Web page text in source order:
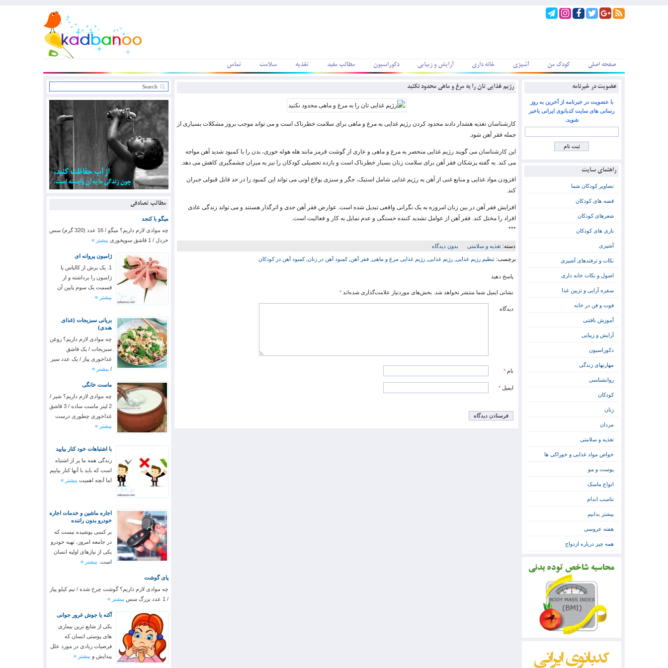
صفحه اصلی کودک من آشپزی خانه داری آرایش و زیبایی دکوراسیون مطالب مفید تغذیه سلامت تماس
رژیم غذایی تان را به مرغ و ماهی محدود نکنید
کارشناسان تغذیه هشدار دادند محدود کردن رژیم غذایی به مرغ و ماهی برای سلامت خطرناک است و می تواند موجب بروز مشکلات بسیاری از
جمله فقر آهن شود.
این کارشناسان می گویند رژیم غذایی منحصر به مرغ و ماهی و عاری از گوشت قرمز مانند هله هوله خوری، بدن را با کمبود شدید آهن مواجه
می کند. به گفته پزشکان فقر آهن برای سلامت زنان بسیار خطرناک است و بازده تحصیلی کودکان را نیز به میزان چشمگیری کاهش می دهد.
افزودن مواد غذایی و منابع غنی از آهن به رژیم غذایی شامل استیک، جگر و سبزی بولاغ اوتی می تواند این کمبود را در حد قابل قبولی جبران
کند.
افزایش فقر آهن در بین زنان امروزه به یک نگرانی واقعی تبدیل شده است. عوارض فقر آهن جدی و اثرگذار هستند و می تواند زندگی عادی
افراد را مختل کند. فقر آهن از عوامل تشدید کننده خستگی و عدم تمایل به کار و فعالیت است.
***
دسته: تغذیه و سلامتی بدون دیدگاه
برچسب: تنظیم رژیم غذایی رژیم غذایی رژیم غذایی مرغ و ماهی فقر آهن ,کمبود آهن در زنان ,کمبود آهن در کودکان
پاسخ دهید
نشانی ایمیل شما منتشر نخواهد شد. بخش‌های موردنیاز علامت‌گذاری شده‌اند *
دیدگاه
نام *
ایمیل *
مطالب تصادفی
میگو با کنجد
چه موادی لازم داریم؟ میگو / 16 عدد (320 گرم) سس
خردل / 1 قاشق سوپخوری
بیشتر »
ژامبون پروانه ای
1. یک برش از کالباس یا
ژامبون را برداشته و از
قسمت یک سوم پایین آن
بیشتر »
بریانی سبزیجات (غذای
هندی)
چه موادی لازم داریم؟ روغن
سبزیجات / یک قاشق
غذاخوری پیاز / یک عدد سیر
/ بیشتر »
ماست خانگی
چه موادی لازم داریم؟ شیر /
2 لیتر ماست ساده / 3 قاشق
غذاخوری چطوری درست
بیشتر »
با اشتباهات خود کنار بیایید
زندگی همه ما پر از اشتباه
است که باید با آنها کنار بیاییم
اما آنچه اهمیت بیشتر »
اجاره ماشین و خدمات اجاره
خودرو بدون راننده
بر کسی پوشیده نیست که
در جامعه امروز، تهیه خودرو
یکی از نیازهای اولیه انسان
است. بیشتر »
پای گوشت
چه موادی لازم داریم؟ گوشت چرخ شده / نیم کیلو پیاز
/ 1 عدد بزرگ سس
بیشتر »
آکنه یا جوش غرور جوانی
یکی از شایع ترین بیماری
های پوستی انسان که
فرضیات زیادی در مورد علل
پیدایش و بیشتر »
عضویت در خبرنامه
با عضویت در خبرنامه از آخرین به روز
رسانی های سایت کدبانوی ایرانی باخبر
شوید.
راهنمای سایت
تصاویر کودکان شما
قصه های کودکان
شعرهای کودکان
بازی های کودکان
آشپزی
نکات و ترفندهای آشپزی
اصول و نکات خانه داری
سفره آرایی و تزیین غذا
فوت و فن در خانه
آموزش بافتنی
آرایش و زیبایی
دکوراسیون
مهارتهای زندگی
روانشناسی
کودکان
زنان
مردان
تغذیه و سلامتی
خواص مواد غذایی و خوراکی ها
پوست و مو
انواع ماسک
تناسب اندام
بیشتر بدانیم
هفته عروسی
همه چیز درباره ازدواج